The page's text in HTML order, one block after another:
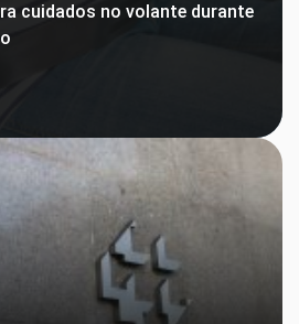
cuidados no volante durante